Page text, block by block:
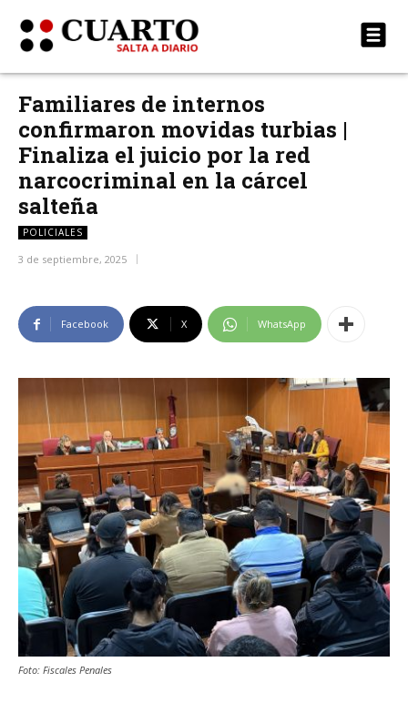
Familiares de internos
confirmaron movidas turbias |
Finaliza el juicio por la red
narcocriminal en la cárcel
salteña
POLICIALES
3 de septiembre, 2025
Facebook X WhatsApp
Foto: Fiscales Penales